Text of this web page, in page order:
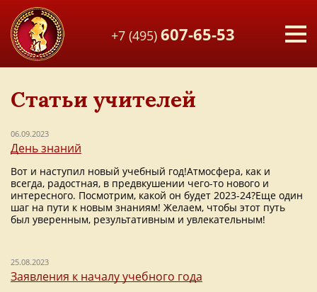
+7 (495) 607-65-53
Статьи учителей
06.09.2023
День знаний
Вот и наступил новый учебный год!Атмосфера, как и
всегда, радостная, в предвкушении чего-то нового и
интересного. Посмотрим, какой он будет 2023-24?Еще один
шаг на пути к новым знаниям! Желаем, чтобы этот путь
был уверенным, результативным и увлекательным!
25.08.2023
Заявления к началу учебного года